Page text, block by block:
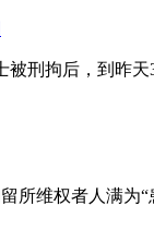
被刑拘后，到昨
所维权者人满